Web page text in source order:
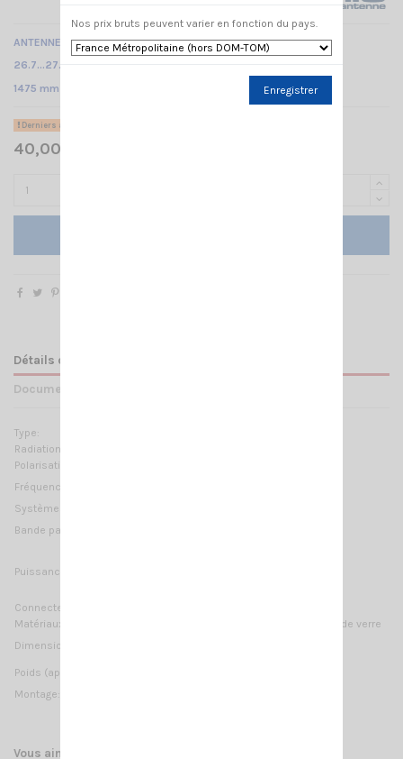
ANTENNE CB MOBILE 3/8 -
26.7…27.7 MHz Réglable /
1475 mm
Derniers articles en stock
40,00 € TTC
Détails du produit
Documents joints
Type:
Radiation:
Polarisation:
Fréquences:
Systèmes:
Bande passante:
Puissance Max:
Connecteur:
Matériaux:
Cuivre, laiton chromé, acier inoxydable, fibre de verre
Dimension (approx):
Poids (approx):
Montage:
Vous aimerez aussi
Nos prix bruts peuvent varier en fonction du pays.
Enregistrer